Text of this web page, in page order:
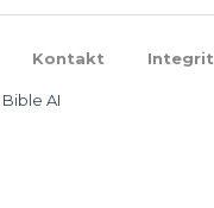
Kontakt
Bible AI